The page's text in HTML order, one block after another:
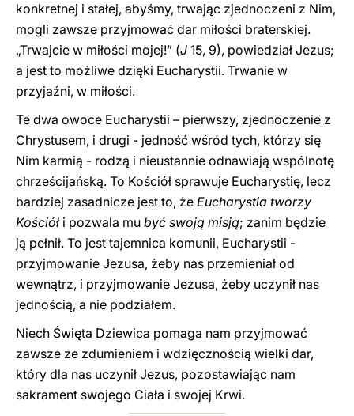
konkretnej i stałej, abyśmy, trwając zjednoczeni z Nim,
mogli zawsze przyjmować dar miłości braterskiej.
„Trwajcie w miłości mojej!” (J 15, 9), powiedział Jezus;
a jest to możliwe dzięki Eucharystii. Trwanie w
przyjaźni, w miłości.
Te dwa owoce Eucharystii – pierwszy, zjednoczenie z
Chrystusem, i drugi - jedność wśród tych, którzy się
Nim karmią - rodzą i nieustannie odnawiają wspólnotę
chrześcijańską. To Kościół sprawuje Eucharystię, lecz
bardziej zasadnicze jest to, że Eucharystia tworzy
Kościółi pozwala mu być swoją misją; zanim będzie
ją pełnił. To jest tajemnica komunii, Eucharystii -
przyjmowanie Jezusa, żeby nas przemieniał od
wewnątrz, i przyjmowanie Jezusa, żeby uczynił nas
jednością, a nie podziałem.
Niech Święta Dziewica pomaga nam przyjmować
zawsze ze zdumieniem i wdzięcznością wielki dar,
który dla nas uczynił Jezus, pozostawiając nam
sakrament swojego Ciała i swojej Krwi.